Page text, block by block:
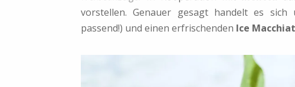
vorstellen. Genauer gesagt handelt es sich
passend!) und einen erfrischenden Ice